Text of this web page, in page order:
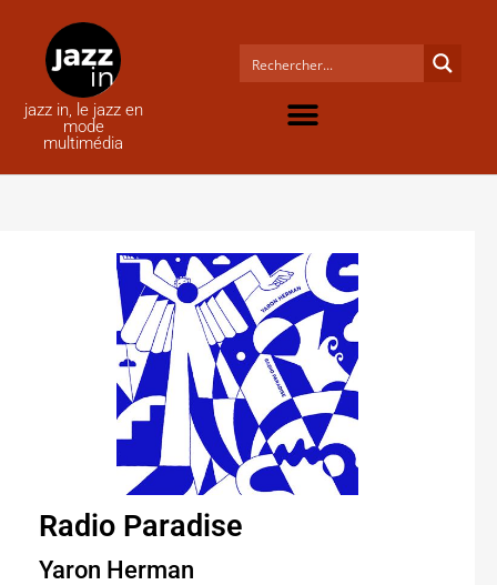
jazz in, le jazz en
mode
multimédia
Radio Paradise
Yaron Herman